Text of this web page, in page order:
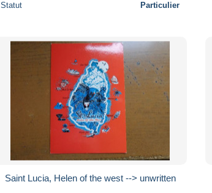
Statut Particulier
Saint Lucia, Helen of the west --> unwritten